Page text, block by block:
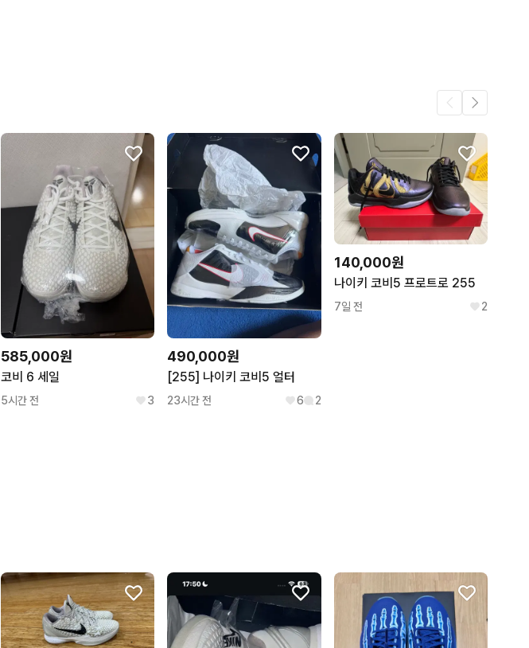
- 아웃솔 (신발 바닥) : 미세 사용감
- 인솔 (신발 깔창) : 사용감 보통
- 내피 (신발 안쪽) : 미세 사용감
● 바로 배송
- 모든 준비가 완료된 상품, 13시 이전 결제 시 당일 출고됩니다.
● 안심 환불
- 마음이 바뀌어도 걱정하지 마세요. 7일 이내라면 언제든 환불받을 수 있습니다.
● 보상 정책
- 정품이 아닐 경우, 상품 가격의 200%를 보상해 드립니다.
- 취급시 주의사항 : 파손 및 훼손 주의
- 품질보증기준 : 중고 상품 특성상 확인 불가
● 환불 정책
585,000원
코비 6 세일
5시간 전 3
490,000원
[255] 나이키 코비5 얼터
23시간 전 6 2
140,000원
나이키 코비5 프로트로 255
7일 전 2